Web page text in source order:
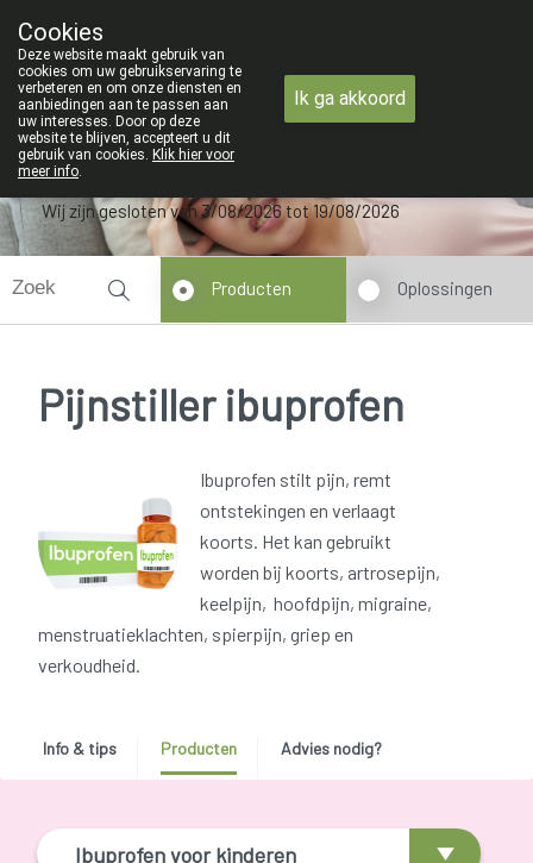
09 228 32 36
Wij zijn gesloten van 3/08/2026 tot 19/08/2026
Producten Oplossingen
Pijnstiller ibuprofen
Ibuprofen stilt pijn, remt
ontstekingen en verlaagt
koorts. Het kan gebruikt
worden bij koorts, artrosepijn,
keelpijn, hoofdpijn, migraine,
menstruatieklachten, spierpijn, griep en
verkoudheid.
Info & tips Producten Advies nodig?
Ibuprofen voor kinderen
Cookies
Deze website maakt gebruik van
cookies om uw gebruikservaring te
verbeteren en om onze diensten en
aanbiedingen aan te passen aan
uw interesses. Door op deze
website te blijven, accepteert u dit
gebruik van cookies. Klik hier voor
meer info.
Ik ga akkoord